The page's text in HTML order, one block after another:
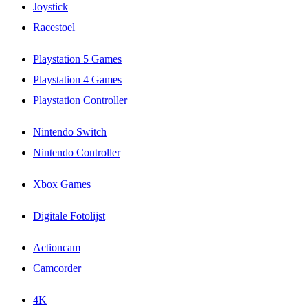
Joystick
Racestoel
Playstation 5 Games
Playstation 4 Games
Playstation Controller
Nintendo Switch
Nintendo Controller
Xbox Games
Digitale Fotolijst
Actioncam
Camcorder
4K